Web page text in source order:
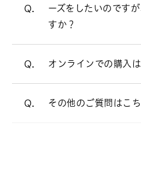
Q.
ーズをしたいのです
すか？
Q. オンラインでの購入
すので、ご安心くだ
電話でのご相談も承
オンライン
Q. その他のご質問はこ
A. よくあるご質問 をご